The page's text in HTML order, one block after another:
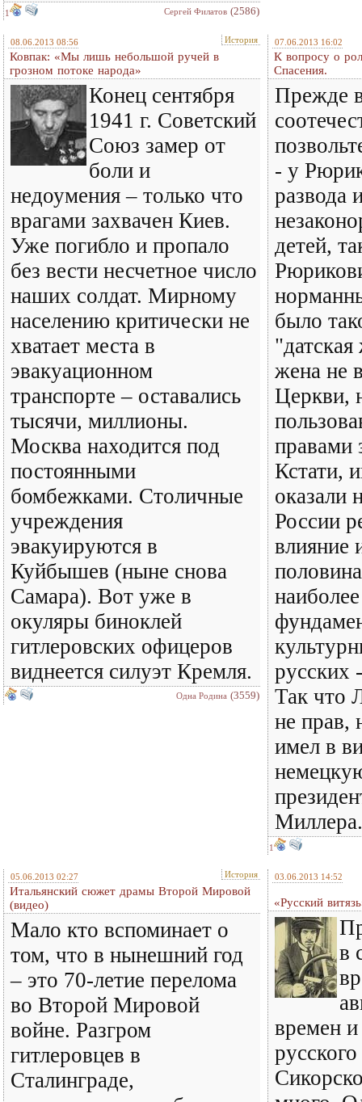
1 Сергей Филатов (2586)
08.06.2013 08:56 История
Ковпак: «Мы лишь небольшой ручей в
грозном потоке народа»
Конец сентября
1941 г. Советский
Союз замер от
боли и
недоумения – только что
врагами захвачен Киев.
Уже погибло и пропало
без вести несчетное число
наших солдат. Мирному
населению критически не
хватает места в
эвакуационном
транспорте – оставались
тысячи, миллионы.
Москва находится под
постоянными
бомбежками. Столичные
учреждения
эвакуируются в
Куйбышев (ныне снова
Самара). Вот уже в
окуляры биноклей
гитлеровских офицеров
виднеется силуэт Кремля.
Одна Родина (3559)
07.06.2013 16:02
К вопросу о
Спасения.
Прежде
- у
развода
детей,
было
жена не
Церкви,
правами
Кстати,
оказали
России
влияние
наиболее
русских
Так что
не прав,
имел в
1
05.06.2013 02:27 История
Итальянский сюжет драмы Второй Мировой
(видео)
Мало кто вспоминает о
том, что в нынешний год
– это 70-летие перелома
во Второй Мировой
войне. Разгром
гитлеровцев в
Сталинграде,
03.06.2013 14:52
«Русский
в
времен